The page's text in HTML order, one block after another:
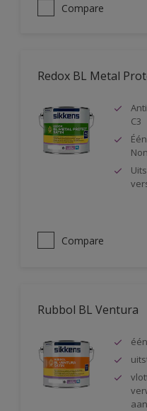
Compare
Redox BL Metal
C3
Compare
Rubbol BL Ventura